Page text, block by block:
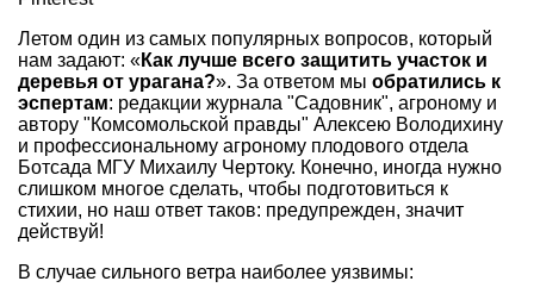
Летом один из самых популярных вопросов, который
нам задают: «Как лучше всего защитить участок и
деревья от урагана?». За ответом мы обратились к
эспертам: редакции журнала "Садовник", агроному и
автору "Комсомольской правды" Алексею Володихину
и профессиональному агроному плодового отдела
Ботсада МГУ Михаилу Чертоку. Конечно, иногда нужно
слишком многое сделать, чтобы подготовиться к
стихии, но наш ответ таков: предупрежден, значит
действуй!
В случае сильного ветра наиболее уязвимы: